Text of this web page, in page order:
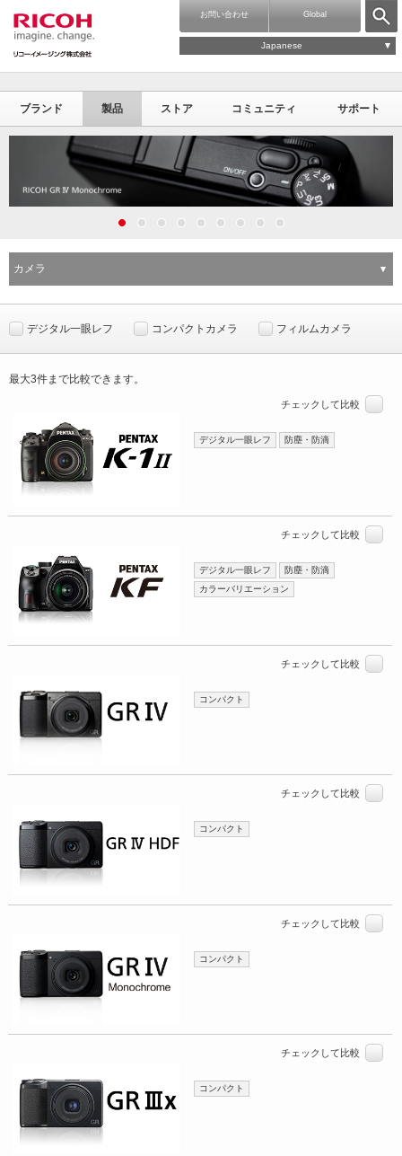
お問い合わせ Global
Japanese
ブランド 製品 ストア コミュニティ サポート
カメラ
デジタル一眼レフ コンパクトカメラ フィルムカメラ
最大3件まで比較できます。
チェックして比較
デジタル一眼レフ 防塵・防滴
チェックして比較
デジタル一眼レフ
防塵・防滴
カラーバリエーション
チェックして比較
コンパクト
チェックして比較
コンパクト
チェックして比較
コンパクト
チェックして比較
コンパクト